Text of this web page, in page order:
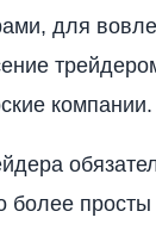
для
компании.
более